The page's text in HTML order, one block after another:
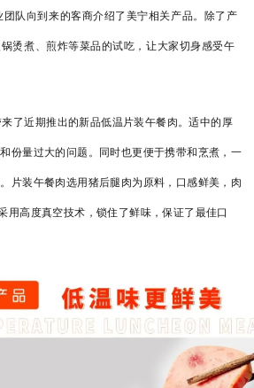
队向到来的客商介绍了美宁相关产品。除了产
烫煮、煎炸等菜品的试吃，让大家切身感受午
了近期推出的新品低温片装午餐肉。适中的厚
份量过大的问题。同时也更便于携带和烹煮，一
片装午餐肉选用猪后腿肉为原料，口感鲜美，肉
用高度真空技术，锁住了鲜味，保证了最佳口